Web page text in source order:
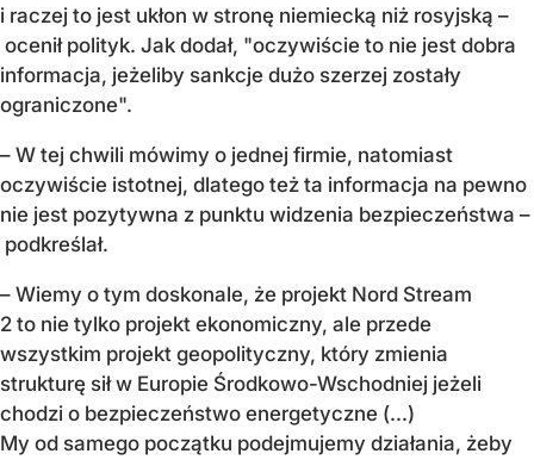
i raczej to jest ukłon w stronę niemiecką niż rosyjską –
ocenił polityk. Jak dodał, "oczywiście to nie jest dobra
informacja, jeżeliby sankcje dużo szerzej zostały
ograniczone".
– W tej chwili mówimy o jednej firmie, natomiast
oczywiście istotnej, dlatego też ta informacja na pewno
nie jest pozytywna z punktu widzenia bezpieczeństwa –
podkreślał.
– Wiemy o tym doskonale, że projekt Nord Stream
2 to nie tylko projekt ekonomiczny, ale przede
wszystkim projekt geopolityczny, który zmienia
strukturę sił w Europie Środkowo-Wschodniej jeżeli
chodzi o bezpieczeństwo energetyczne (...)
My od samego początku podejmujemy działania, żeby